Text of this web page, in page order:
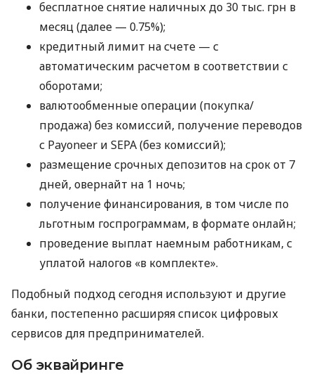
бесплатное снятие наличных до 30 тыс. грн в
месяц (далее — 0.75%);
кредитный лимит на счете — с
автоматическим расчетом в соответствии с
оборотами;
валютообменные операции (покупка/
продажа) без комиссий, получение переводов
с Payoneer и SEPA (без комиссий);
размещение срочных депозитов на срок от 7
дней, овернайт на 1 ночь;
получение финансирования, в том числе по
льготным госпрограммам, в формате онлайн;
проведение выплат наемным работникам, с
уплатой налогов «в комплекте».
Подобный подход сегодня используют и другие
банки, постепенно расширяя список цифровых
сервисов для предпринимателей.
Об эквайринге